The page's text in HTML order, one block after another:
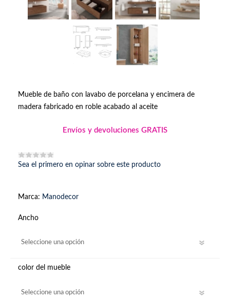
Mueble de baño con lavabo de porcelana y encimera de
madera fabricado en roble acabado al aceite
Envíos y devoluciones GRATIS
Sea el primero en opinar sobre este producto
Marca: Manodecor
Ancho
color del mueble